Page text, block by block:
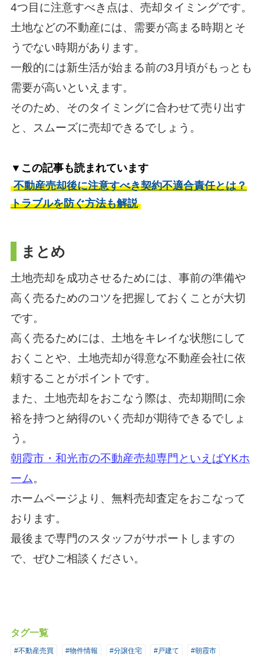
4つ目に注意すべき点は、売却タイミングです。
土地などの不動産には、需要が高まる時期とそ
うでない時期があります。
一般的には新生活が始まる前の3月頃がもっとも
需要が高いといえます。
そのため、そのタイミングに合わせて売り出す
と、スムーズに売却できるでしょう。
▼この記事も読まれています
不動産売却後に注意すべき契約不適合責任とは？
トラブルを防ぐ方法も解説
まとめ
土地売却を成功させるためには、事前の準備や
高く売るためのコツを把握しておくことが大切
です。
高く売るためには、土地をキレイな状態にして
おくことや、土地売却が得意な不動産会社に依
頼することがポイントです。
また、土地売却をおこなう際は、売却期間に余
裕を持つと納得のいく売却が期待できるでしょ
う。
朝霞市・和光市の不動産売却専門といえばYKホ
ーム。
ホームページより、無料売却査定をおこなって
おります。
最後まで専門のスタッフがサポートしますの
で、ぜひご相談ください。
タグ一覧
#不動産売買 #物件情報 #分譲住宅 #戸建て #朝霞市